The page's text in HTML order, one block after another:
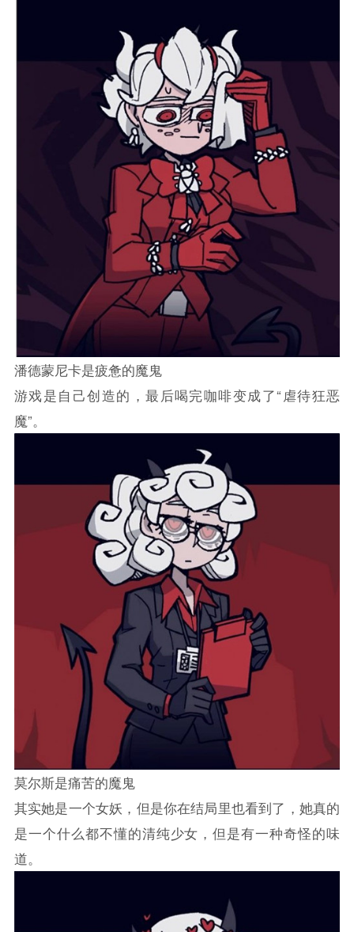
潘德蒙尼卡是疲惫的魔鬼
游戏是自己创造的，最后喝完咖啡变成了“虐待狂恶
魔”。
莫尔斯是痛苦的魔鬼
其实她是一个女妖，但是你在结局里也看到了，她真的
是一个什么都不懂的清纯少女，但是有一种奇怪的味
道。